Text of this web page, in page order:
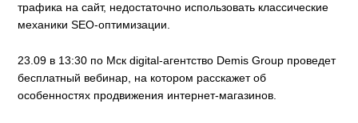
трафика на сайт, недостаточно использовать классические
механики SEO-оптимизации.
23.09 в 13:30 по Мск digital-агентство Demis Group проведет
бесплатный вебинар, на котором расскажет об
особенностях продвижения интернет-магазинов.